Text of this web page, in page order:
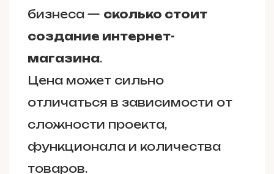
бизнеса — сколько стоит
создание интернет-
магазина.
Цена может сильно
отличаться в зависимости от
сложности проекта,
функционала и количества
товаров.